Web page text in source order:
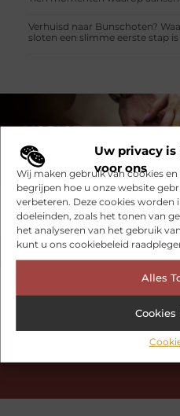
Uw privacy
voor ons
Wij maken gebruik van cookies
begrijpen hoe u onze website
verbeteren. Deze cookies worden
doeleinden, zoals het tonen van
het analyseren van het gebruik
kunt u ons cookiebeleid
Alles
Cookies
Verhuisd naar Bunschoten?
sloten een slimme eerste stap is
Had je deze
petto hebben en mis onze
VORIGE
Taxi Arnhem